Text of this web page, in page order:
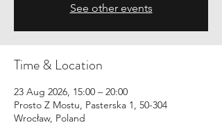
See other events
Time & Location
23 Aug 2026, 15:00 – 20:00
Prosto Z Mostu, Pasterska 1, 50-304
Wrocław, Poland